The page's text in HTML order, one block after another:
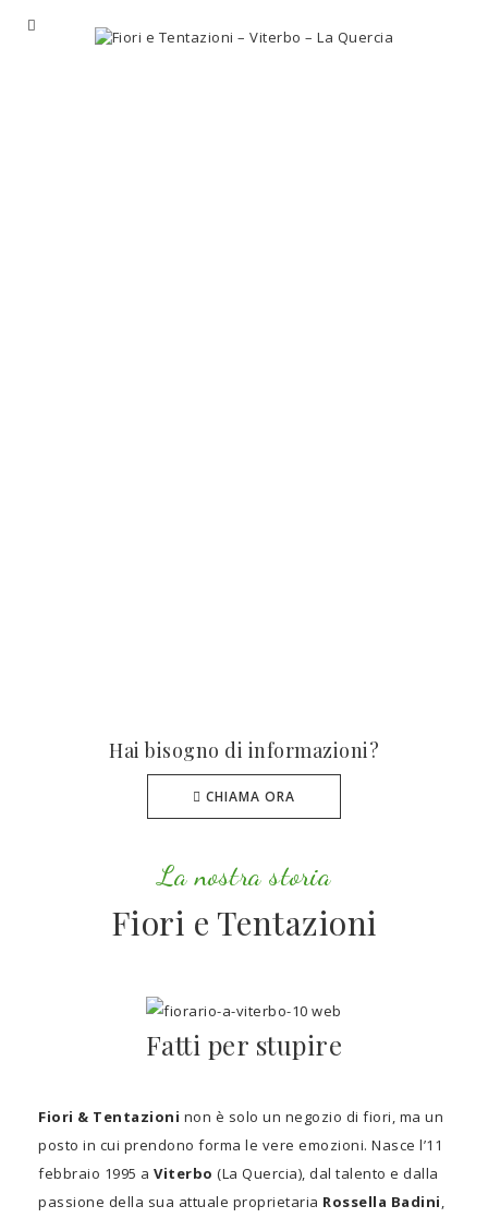
Hai bisogno di informazioni?
CHIAMA ORA
La nostra storia
Fiori e Tentazioni
Fatti per stupire
Fiori & Tentazioni non è solo un negozio di fiori, ma un
posto in cui prendono forma le vere emozioni. Nasce l’11
febbraio 1995 a Viterbo (La Quercia), dal talento e dalla
passione della sua attuale proprietaria Rossella Badini,